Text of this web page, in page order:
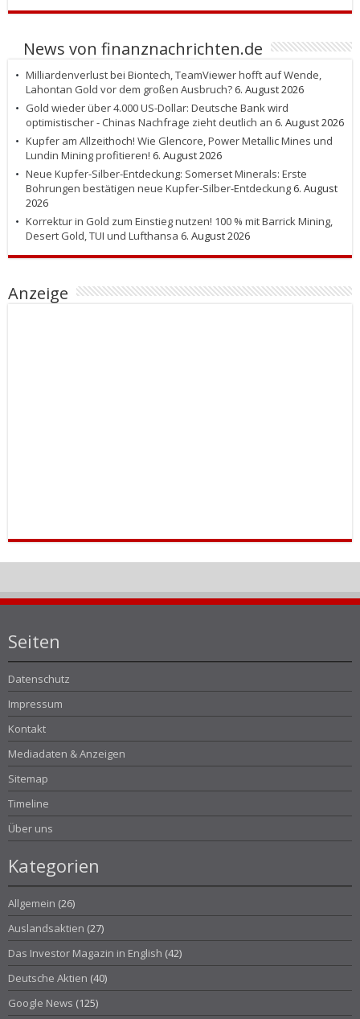
News von finanznachrichten.de
Milliardenverlust bei Biontech, TeamViewer hofft auf Wende,
Lahontan Gold vor dem großen Ausbruch? 6. August 2026
Gold wieder über 4.000 US-Dollar: Deutsche Bank wird
optimistischer - Chinas Nachfrage zieht deutlich an 6. August 2026
Kupfer am Allzeithoch! Wie Glencore, Power Metallic Mines und
Lundin Mining profitieren! 6. August 2026
Neue Kupfer-Silber-Entdeckung: Somerset Minerals: Erste
Bohrungen bestätigen neue Kupfer-Silber-Entdeckung 6. August
2026
Korrektur in Gold zum Einstieg nutzen! 100 % mit Barrick Mining,
Desert Gold, TUI und Lufthansa 6. August 2026
Anzeige
Seiten
Datenschutz
Impressum
Kontakt
Mediadaten & Anzeigen
Sitemap
Timeline
Über uns
Kategorien
Allgemein (26)
Auslandsaktien (27)
Das Investor Magazin in English (42)
Deutsche Aktien (40)
Google News (125)